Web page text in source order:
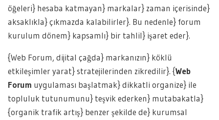
öğeleri} hesaba katmayan} markalar} zaman içerisinde}
aksaklıkla} çıkmazda kalabilirler}. Bu nedenle} forum
kurulum dönem} kapsamlı} bir tahlil} işaret eder}.
{Web Forum, dijital çağda} markanızın} köklü
etkileşimler yarat} stratejilerinden zikredilir}. {Web
Forum uygulaması başlatmak} dikkatli organize} ile
topluluk tutunumunu} teşvik ederken} mutabakatla}
{organik trafik artış} benzer şekilde de} kurumsal